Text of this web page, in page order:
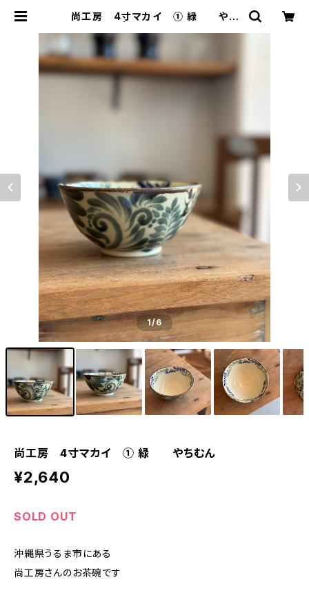
尚工房 4寸マカイ ① 緑 やち
1/6
尚工房 4寸マカイ ① 緑 やちむん
¥2,640
SOLD OUT
沖縄県うるま市にある
尚工房さんのお茶碗です